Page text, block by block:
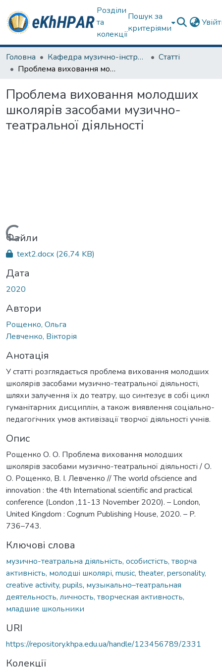
Розділи
та
колекції
Пошук за
критеріями
Головна Кафедра музично-інструментальної підготовки вчителя
Статті
Проблема виховання молодших школярів засобами музично-театральної діяльності
Проблема виховання молодших
школярів засобами музично-
театральної діяльності
Вантажиться...
Файли
text2.docx (26,74 KB)
Дата
2020
Автори
Рощенко, Ольга
Левченко, Вікторія
Анотація
У статті розглядається проблема виховання молодших
школярів засобами музично-театральної діяльності,
шляхи залучення їх до театру, що синтезує в собі цикл
гуманітарних дисциплін, а також виявлення соціально-
педагогічних умов активізації творчої діяльності учнів.
Опис
Рощенко О. О. Проблема виховання молодших
школярів засобами музично-театральної діяльності / О.
О. Рощенко, В. І. Левченко // The world ofscience and
innovation : the 4th International scientific and practical
conference (London ,11-13 November 2020). – London,
United Kingdom : Cognum Publishing House, 2020. – P.
736–743.
Ключові слова
музично-театральна діяльність, особистість, творча
активність, молодші школярі, music, theater, personality,
creative activity, pupils, музыкально–театральная
деятельность, личность, творческая активность,
младшие школьники
URI
https://repository.khpa.edu.ua/handle/123456789/2331
Колекції